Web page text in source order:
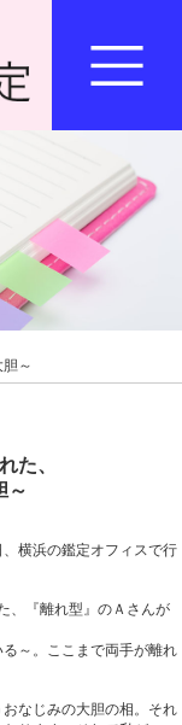
～
た、
～
横浜の鑑定オフィスで行
、『離れ型』のＡさんが
～。ここまで両手が離れ
なじみの大胆の相。それ